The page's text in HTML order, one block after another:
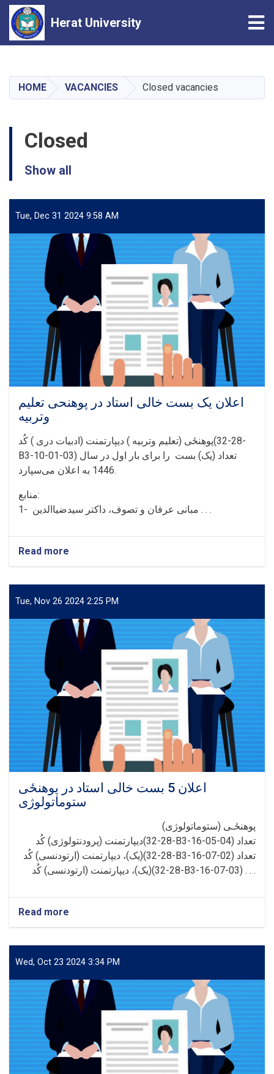
main
content
Herat University
HOME VACANCIES Closed vacancies
Closed
Show all
Tue, Dec 31 2024 9:58 AM
اعلان یک بست خالی استاد در پوهنحی تعلیم
وتربیه
پوهنځی (تعلیم وتربیه ) دیپارتمنت (ادبیات دری ) کُد(28-32-
B3-10-01-03) تعداد (یک) بست را برای بار اول در سال
1446 به اعلان می‌سپارد.
منابع:
1- مبانی عرفان و تصوف، داکتر سیدضیاالدین . . .
Read more
اعلان
بست
خالی
در
پوهنحی
تعلیم
Tue, Nov 26 2024 2:25 PM
اعلان 5 بست خالی استاد در پوهنځی
ستوماتولوژی
پوهنځـی (ستوماتولوژی)
دیپارتمنت (پرودنتولوژی) کُد(28-32-B3-16-05-04) تعداد
(یک)، دیپارتمنت (ارتودنسی) کُد(28-32-B3-16-07-02) تعداد
(یک)، دیپارتمنت (ارتودنسی) کُد(28-32-B3-16-07-03) . . .
Read more
اعلان
بست
خالی
در
پوهنځی
ستوماتولوژی
Wed, Oct 23 2024 3:34 PM